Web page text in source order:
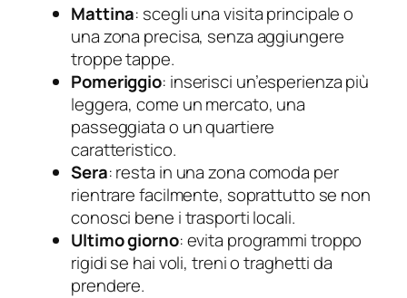
Mattina: scegli una visita principale o
una zona precisa, senza aggiungere
troppe tappe.
Pomeriggio: inserisci un’esperienza più
leggera, come un mercato, una
passeggiata o un quartiere
caratteristico.
Sera: resta in una zona comoda per
rientrare facilmente, soprattutto se non
conosci bene i trasporti locali.
Ultimo giorno: evita programmi troppo
rigidi se hai voli, treni o traghetti da
prendere.